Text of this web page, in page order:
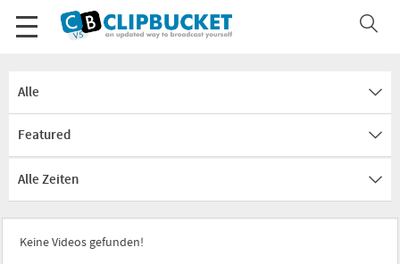
Alle
Featured
Alle Zeiten
Keine Videos gefunden!